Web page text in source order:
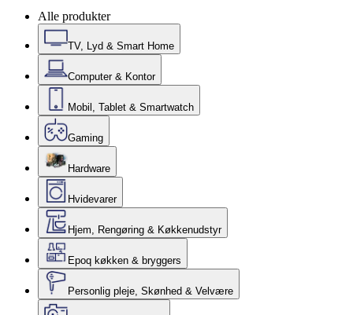
Alle produkter
TV, Lyd & Smart Home
Computer & Kontor
Mobil, Tablet & Smartwatch
Gaming
Hardware
Hvidevarer
Hjem, Rengøring & Køkkenudstyr
Epoq køkken & bryggers
Personlig pleje, Skønhed & Velvære